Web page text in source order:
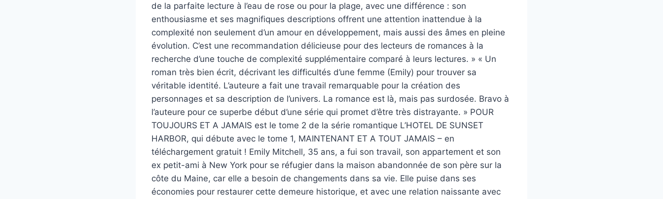
de la parfaite lecture à l’eau de rose ou pour la plage, avec une différence : son
enthousiasme et ses magnifiques descriptions offrent une attention inattendue à la
complexité non seulement d’un amour en développement, mais aussi des âmes en pleine
évolution. C’est une recommandation délicieuse pour des lecteurs de romances à la
recherche d’une touche de complexité supplémentaire comparé à leurs lectures. » « Un
roman très bien écrit, décrivant les difficultés d’une femme (Emily) pour trouver sa
véritable identité. L’auteure a fait une travail remarquable pour la création des
personnages et sa description de l’univers. La romance est là, mais pas surdosée. Bravo à
l’auteure pour ce superbe début d’une série qui promet d’être très distrayante. » POUR
TOUJOURS ET A JAMAIS est le tome 2 de la série romantique L’HOTEL DE SUNSET
HARBOR, qui débute avec le tome 1, MAINTENANT ET A TOUT JAMAIS – en
téléchargement gratuit ! Emily Mitchell, 35 ans, a fui son travail, son appartement et son
ex petit-ami à New York pour se réfugier dans la maison abandonnée de son père sur la
côte du Maine, car elle a besoin de changements dans sa vie. Elle puise dans ses
économies pour restaurer cette demeure historique, et avec une relation naissante avec